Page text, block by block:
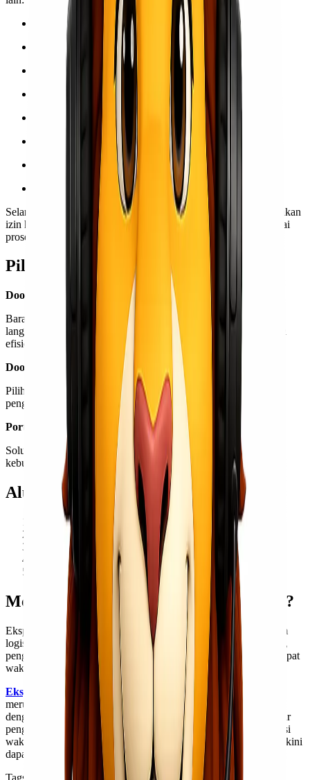
Barang dagangan dan distribusi
Mesin dan sparepart industri
Alat proyek dan konstruksi
Elektronik dan perlengkapan kantor
Furniture dan perabot rumah
Barang pindahan
Heavy cargo dan barang berdimensi besar
Selama barang tidak termasuk kategori terlarang atau membutuhkan
izin khusus, pengiriman dapat dilakukan dengan aman dan sesuai
prosedur.
Pilihan Layanan Pengiriman
Door to Door
Barang dijemput dari lokasi pengirim di Medan dan diantar
langsung ke alamat tujuan di Makassar. Solusi paling praktis dan
efisien.
Door to Port / Port to Door
Pilihan fleksibel bagi pelanggan yang ingin menekan biaya
pengiriman dengan pengaturan pengantaran sendiri.
Port to Port
Solusi paling hemat untuk pengiriman dalam jumlah besar atau
kebutuhan proyek.
Alur Pengiriman Medan – Makassar
Konsultasi jenis barang dan estimasi ongkir
Penentuan jalur pengiriman (laut atau udara)
Penjemputan atau drop barang
Proses pengiriman sesuai jadwal
Barang tiba di Makassar sesuai estimasi
Mengapa Memilih Ekspedisi Termurah?
Ekspedisi termurah bukan berarti kualitas rendah. Dengan sistem
logistik terintegrasi, armada yang memadai, serta tim profesional,
pengiriman Medan – Makassar dapat dilakukan dengan aman, tepat
waktu, dan efisien dari sisi biaya.
Ekspedisi Medan – Makassar
Termurah di Indonesia
merupakan solusi terbaik untuk pengiriman barang antar pulau
dengan biaya hemat dan layanan terpercaya. Dengan pilihan jalur
pengiriman yang fleksibel, penanganan profesional, serta estimasi
waktu yang jelas, kebutuhan logistik dari Sumatera ke Sulawesi kini
dapat dipenuhi dengan lebih mudah dan efisien.
Tags